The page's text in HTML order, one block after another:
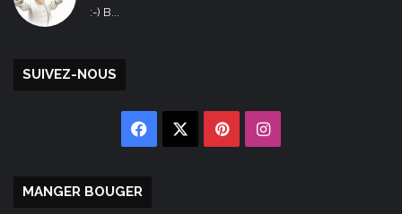
:-) B...
SUIVEZ-NOUS
Facebook PinterestInstagram
MANGER BOUGER